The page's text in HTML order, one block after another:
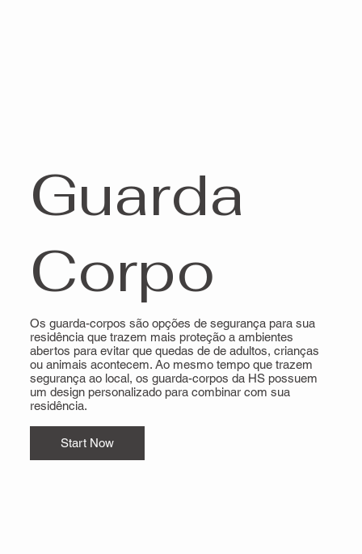
Guarda
Corpo
Os guarda-corpos são opções de segurança para sua
residência que trazem mais proteção a ambientes
abertos para evitar que quedas de de adultos, crianças
ou animais acontecem. Ao mesmo tempo que trazem
segurança ao local, os guarda-corpos da HS possuem
um design personalizado para combinar com sua
residência.
Start Now